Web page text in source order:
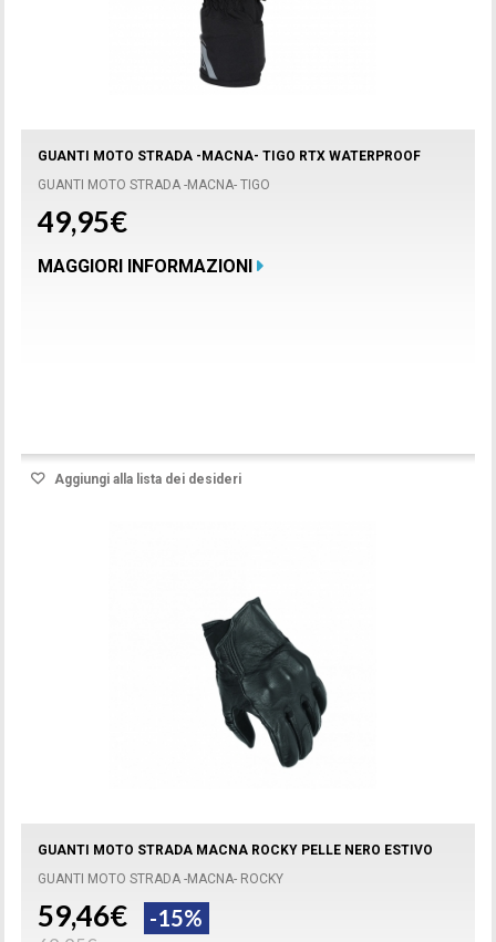
GUANTI MOTO STRADA -MACNA- TIGO RTX WATERPROOF
GUANTI MOTO STRADA -MACNA- TIGO
49,95€
MAGGIORI INFORMAZIONI
Aggiungi alla lista dei desideri
GUANTI MOTO STRADA MACNA ROCKY PELLE NERO ESTIVO
GUANTI MOTO STRADA -MACNA- ROCKY
59,46€ -15%